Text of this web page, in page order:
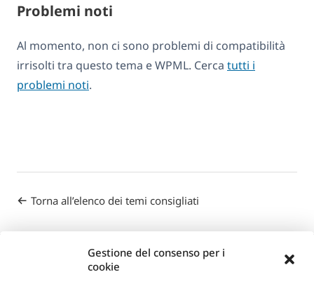
Gestione del consenso per i
cookie
Problemi noti
Al momento, non ci sono problemi di compatibilità
irrisolti tra questo tema e WPML. Cerca tutti i
problemi noti.
Torna all’elenco dei temi consigliati